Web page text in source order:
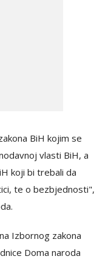
BiH kojim se
vlasti BiH, a
koji bi trebali da
te o bezbjednosti",
Izbornog zakona
Doma naroda